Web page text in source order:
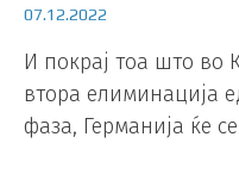
07.12.2022
И покрај тоа што во
втора елиминација
фаза, Германија ќе